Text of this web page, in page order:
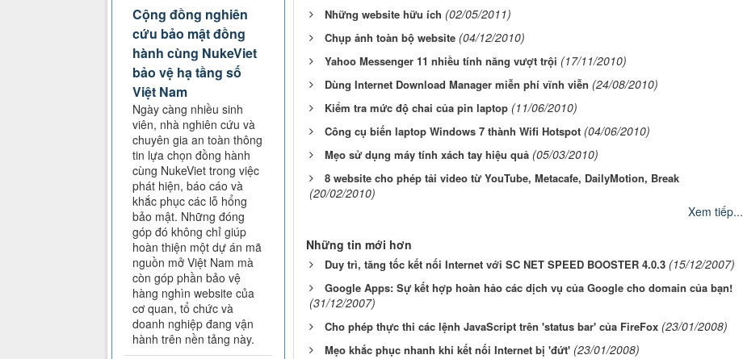
Những website hữu ích (02/05/2011)
Chụp ảnh toàn bộ website (04/12/2010)
Yahoo Messenger 11 nhiều tính năng vượt trội (17/11/2010)
Dùng Internet Download Manager miễn phí vĩnh viễn (24/08/2010)
Kiểm tra mức độ chai của pin laptop (11/06/2010)
Công cụ biến laptop Windows 7 thành Wifi Hotspot (04/06/2010)
Mẹo sử dụng máy tính xách tay hiệu quả (05/03/2010)
8 website cho phép tải video từ YouTube, Metacafe, DailyMotion, Break
(20/02/2010)
Xem tiếp...
Những tin mới hơn
Duy trì, tăng tốc kết nối Internet với SC NET SPEED BOOSTER 4.0.3 (15/12/2007)
Google Apps: Sự kết hợp hoàn hảo các dịch vụ của Google cho domain của bạn!
(31/12/2007)
Cho phép thực thi các lệnh JavaScript trên 'status bar' của FireFox (23/01/2008)
Mẹo khắc phục nhanh khi kết nối Internet bị 'đứt' (23/01/2008)
Cộng đồng nghiên
cứu bảo mật đồng
hành cùng NukeViet
bảo vệ hạ tầng số
Việt Nam
Ngày càng nhiều sinh
viên, nhà nghiên cứu và
chuyên gia an toàn thông
tin lựa chọn đồng hành
cùng NukeViet trong việc
phát hiện, báo cáo và
khắc phục các lỗ hổng
bảo mật. Những đóng
góp đó không chỉ giúp
hoàn thiện một dự án mã
nguồn mở Việt Nam mà
còn góp phần bảo vệ
hàng nghìn website của
cơ quan, tổ chức và
doanh nghiệp đang vận
hành trên nền tảng này.